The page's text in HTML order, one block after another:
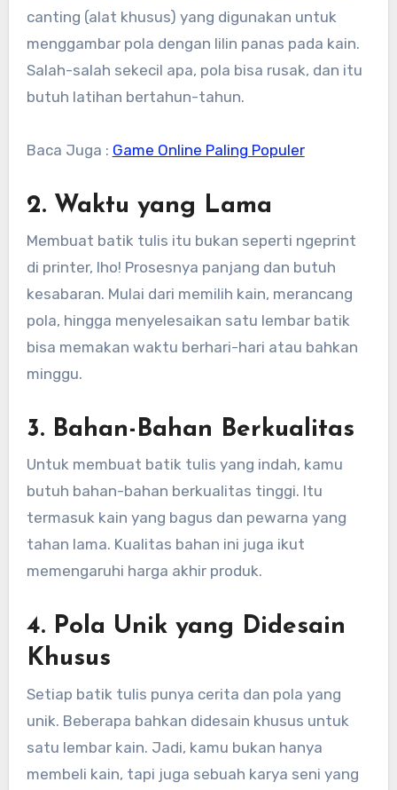
canting (alat khusus) yang digunakan untuk
menggambar pola dengan lilin panas pada kain.
Salah-salah sekecil apa, pola bisa rusak, dan itu
butuh latihan bertahun-tahun.
Baca Juga : Game Online Paling Populer
2. Waktu yang Lama
Membuat batik tulis itu bukan seperti ngeprint
di printer, lho! Prosesnya panjang dan butuh
kesabaran. Mulai dari memilih kain, merancang
pola, hingga menyelesaikan satu lembar batik
bisa memakan waktu berhari-hari atau bahkan
minggu.
3. Bahan-Bahan Berkualitas
Untuk membuat batik tulis yang indah, kamu
butuh bahan-bahan berkualitas tinggi. Itu
termasuk kain yang bagus dan pewarna yang
tahan lama. Kualitas bahan ini juga ikut
memengaruhi harga akhir produk.
4. Pola Unik yang Didesain
Khusus
Setiap batik tulis punya cerita dan pola yang
unik. Beberapa bahkan didesain khusus untuk
satu lembar kain. Jadi, kamu bukan hanya
membeli kain, tapi juga sebuah karya seni yang